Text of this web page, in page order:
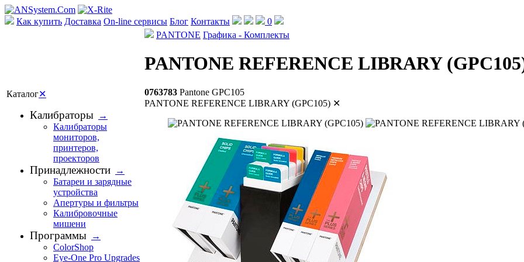
Как купить Доставка On-line сервисы Блог Контакты
0
PANTONE Графика - Комплекты
PANTONE REFERENCE LIBRARY
0763783 Pantone GPC105
PANTONE REFERENCE LIBRARY (GPC105) ✕
Каталог✕
Калибраторы
→
Калибраторы
мониторов,
принтеров,
проекторов
Принадлежности
→
Батареи и зарядные
устройства
Апертуры и фильтры
Калибровочные
мишени
Программы
→
ColorShop
Eye-One Pro Upgrades